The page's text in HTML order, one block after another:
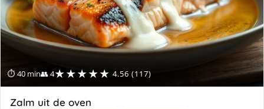
⏱ 40 min👥 4★★★★★ 4.56 (117)
Zalm uit de oven